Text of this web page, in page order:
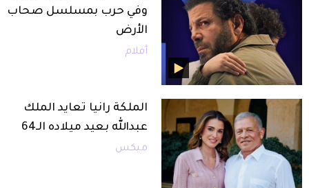
وفي حرب بمسلسل صحاب
الأرض
أفلام
الملكة رانيا تعايد الملك
عبدالله بعيد ميلاده الـ64
ميكس